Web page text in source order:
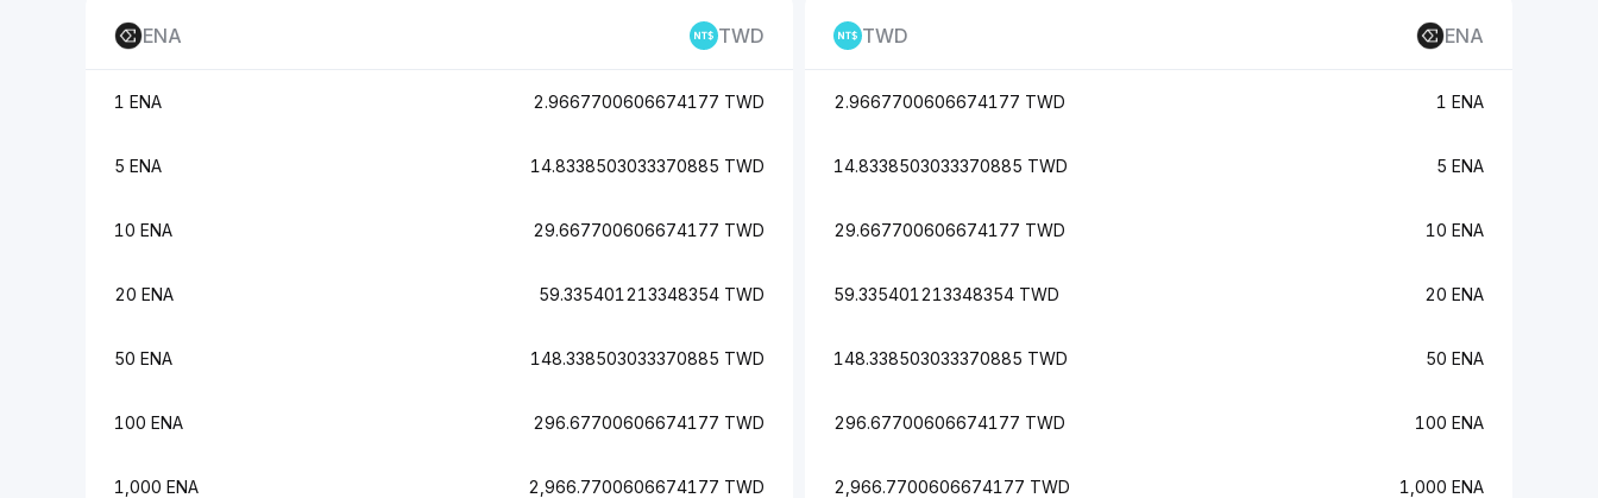
ENA TWD
1 ENA 2.9667700606674177 TWD
5 ENA 14.8338503033370885 TWD
10 ENA 29.667700606674177 TWD
20 ENA 59.335401213348354 TWD
50 ENA 148.338503033370885 TWD
100 ENA 296.67700606674177 TWD
1,000 ENA 2,966.7700606674177 TWD
TWD ENA
2.9667700606674177 TWD 1 ENA
14.8338503033370885 TWD 5 ENA
29.667700606674177 TWD 10 ENA
59.335401213348354 TWD 20 ENA
148.338503033370885 TWD 50 ENA
296.67700606674177 TWD 100 ENA
2,966.7700606674177 TWD 1,000 ENA